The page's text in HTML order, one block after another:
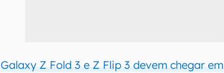
Galaxy Z Fold 3 e Z Flip 3 devem chegar em